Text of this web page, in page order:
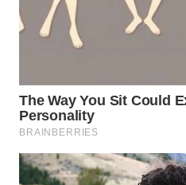
WN
NATUNA
BINTAN
WN
MANDALIKA